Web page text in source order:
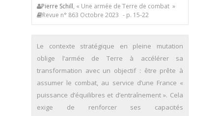
Pierre Schill, « Une armée de Terre de combat »
Revue n° 863 Octobre 2023 - p. 15-22
Le contexte stratégique en pleine mutation
oblige l’armée de Terre à accélérer sa
transformation avec un objectif : être prête à
assumer le combat, au service d’une France «
puissance d’équilibres et d’entraînement ». Cela
exige de renforcer ses capacités